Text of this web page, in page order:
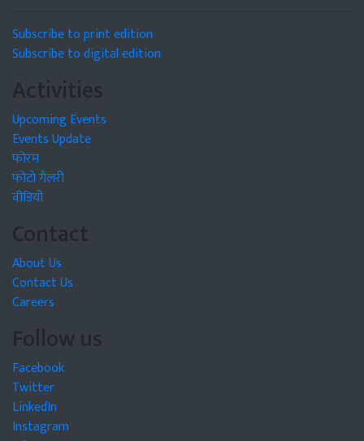
Subscribe to print edition
Subscribe to digital edition
Activities
Upcoming Events
Events Update
फोरम
फोटो गैलरी
वीडियो
Contact
About Us
Contact Us
Careers
Follow us
Facebook
Twitter
LinkedIn
Instagram